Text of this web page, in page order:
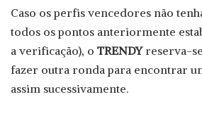
Caso os perfis vencedores não
todos os pontos anteriormente
a verificação), o TRENDYreserva-
fazer outra ronda para encontrar
assim sucessivamente.